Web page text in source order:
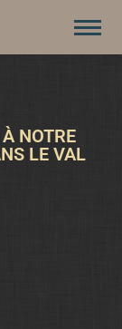
NOTRE
LE VAL